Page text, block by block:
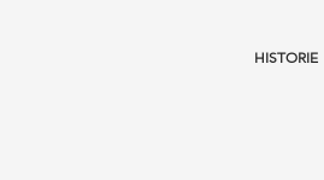
HISTORIE